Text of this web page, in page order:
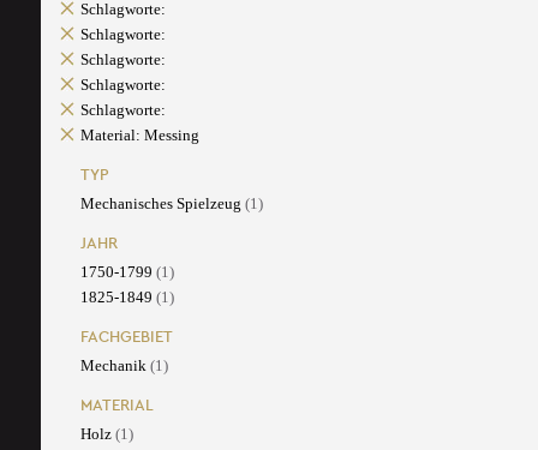
Schlagworte:
Schlagworte:
Schlagworte:
Schlagworte:
Schlagworte:
Material: Messing
TYP
Mechanisches Spielzeug (1)
JAHR
1750-1799 (1)
1825-1849 (1)
FACHGEBIET
Mechanik (1)
MATERIAL
Holz (1)